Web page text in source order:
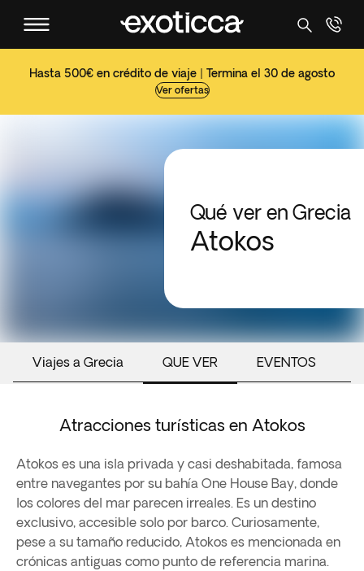
Hasta 500€ en crédito de viaje | Termina el 30 de agosto
Ver ofertas
Qué ver en Grecia
Atokos
Viajes a Grecia QUE VER EVENTOS
Atracciones turísticas en Atokos
Atokos es una isla privada y casi deshabitada, famosa
entre navegantes por su bahía One House Bay, donde
los colores del mar parecen irreales. Es un destino
exclusivo, accesible solo por barco. Curiosamente,
pese a su tamaño reducido, Atokos es mencionada en
crónicas antiguas como punto de referencia marina.